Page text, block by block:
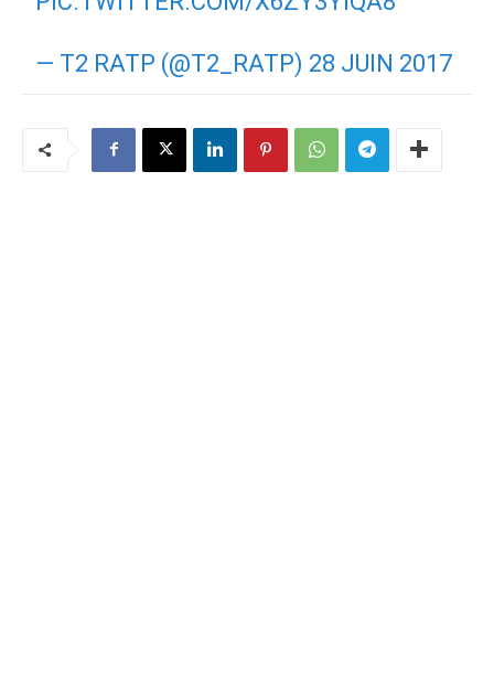
— T2 RATP (@T2_RATP) 28 JUIN 2017